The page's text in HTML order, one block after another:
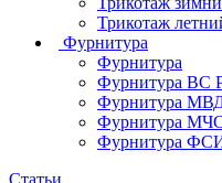
Трикотаж
Фурнитура
Фурнитура
Фурнитура ВС
Фурнитура
Фурнитура
Фурнитура